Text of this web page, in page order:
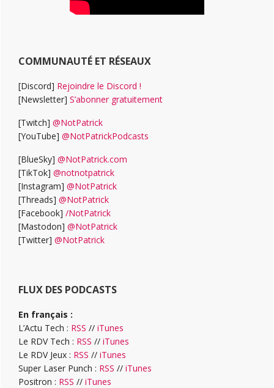
COMMUNAUTÉ ET RÉSEAUX
[Discord] Rejoindre le Discord !
[Newsletter] S’abonner gratuitement
[Twitch] @NotPatrick
[YouTube] @NotPatrickPodcasts
[BlueSky] @NotPatrick.com
[TikTok] @notnotpatrick
[Instagram] @NotPatrick
[Threads] @NotPatrick
[Facebook] /NotPatrick
[Mastodon] @NotPatrick
[Twitter] @NotPatrick
FLUX DES PODCASTS
En français :
L’Actu Tech : RSS // iTunes
Le RDV Tech : RSS // iTunes
Le RDV Jeux : RSS // iTunes
Super Laser Punch : RSS // iTunes
Positron : RSS // iTunes